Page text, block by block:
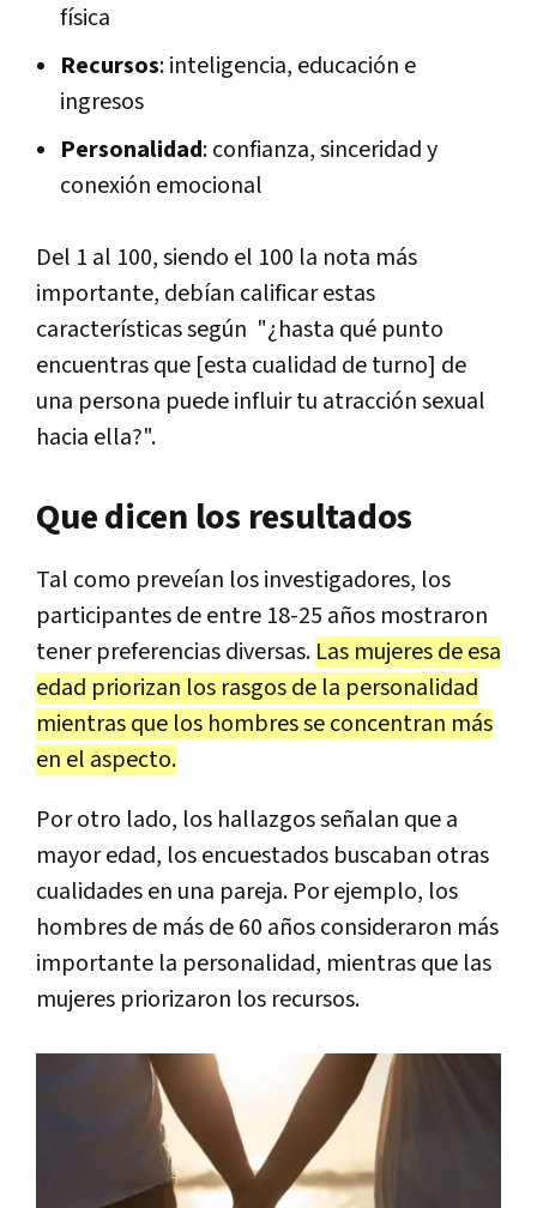
física
Recursos: inteligencia, educación e
ingresos
Personalidad: confianza, sinceridad y
conexión emocional
Del 1 al 100, siendo el 100 la nota más
importante, debían calificar estas
características según "¿hasta qué punto
encuentras que [esta cualidad de turno] de
una persona puede influir tu atracción sexual
hacia ella?".
Que dicen los resultados
Tal como preveían los investigadores, los
participantes de entre 18-25 años mostraron
tener preferencias diversas. Las mujeres de esa
edad priorizan los rasgos de la personalidad
mientras que los hombres se concentran más
en el aspecto.
Por otro lado, los hallazgos señalan que a
mayor edad, los encuestados buscaban otras
cualidades en una pareja. Por ejemplo, los
hombres de más de 60 años consideraron más
importante la personalidad, mientras que las
mujeres priorizaron los recursos.